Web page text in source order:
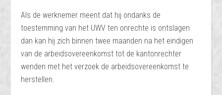
Als de werknemer meent dat hij ondanks de
toestemming van het UWV ten onrechte is ontslagen
dan kan hij zich binnen twee maanden na het eindigen
van de arbeidsovereenkomst tot de kantonrechter
wenden met het verzoek de arbeidsovereenkomst te
herstellen.